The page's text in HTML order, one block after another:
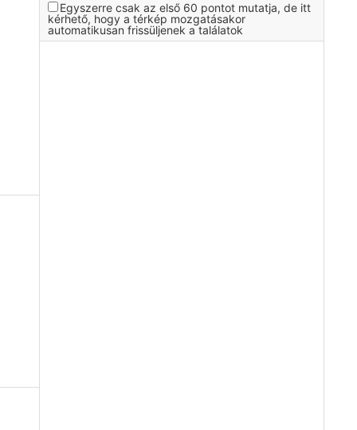
Egyszerre csak az első 60 pontot mutatja, de itt
kérhető, hogy a térkép mozgatásakor
automatikusan frissüljenek a találatok